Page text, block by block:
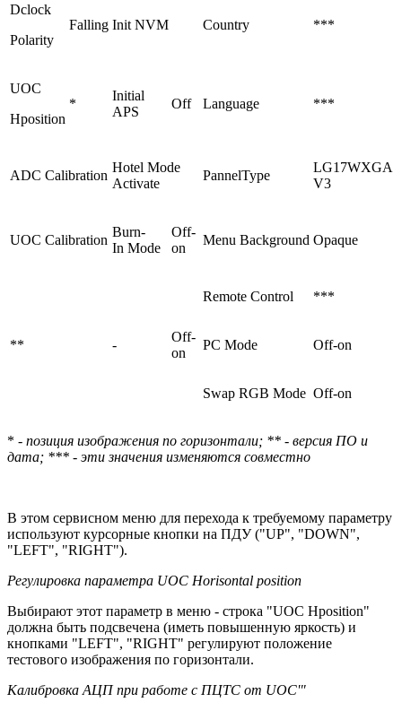
Dclock
Polarity
Falling Init NVM Country ***
UOC
Hposition
*
Initial
APS
Off Language ***
ADC Calibration
Hotel Mode
Activate
PannelType
LG17WXGA
V3
UOC Calibration
Burn-
In Mode
Off-
on
Menu Background Opaque
** -
Off-
on
Remote Control ***
PC Mode Off-on
Swap RGB Mode Off-on
* - позиция изображения по горизонтали; ** - версия ПО и
дата; *** - эти значения изменяются совместно
В этом сервисном меню для перехода к требуемому параметру
используют курсорные кнопки на ПДУ ("UP", "DOWN",
"LEFT", "RIGHT").
Регулировка параметра UOC Horisontal position
Выбирают этот параметр в меню - строка "UOC Hposition"
должна быть подсвечена (иметь повышенную яркость) и
кнопками "LEFT", "RIGHT" регулируют положение
тестового изображения по горизонтали.
Калибровка АЦП при работе с ПЦТС от UOC'"